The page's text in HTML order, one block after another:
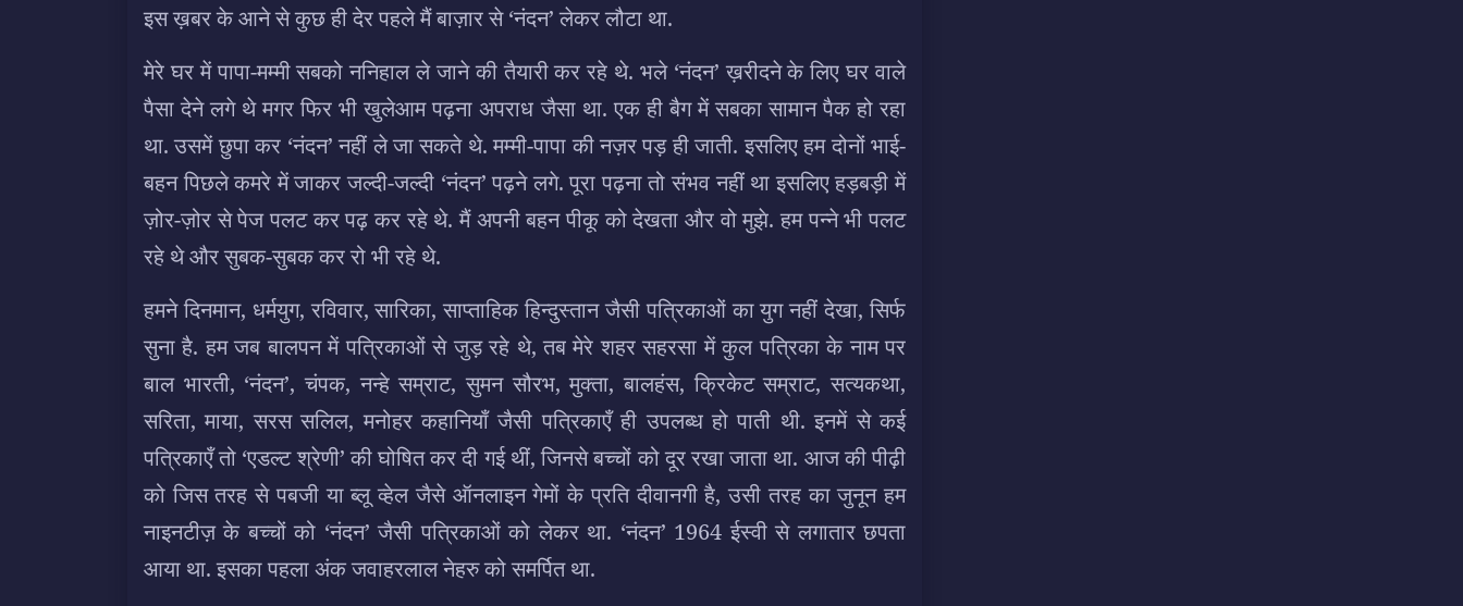
इस ख़बर के आने से कुछ ही देर पहले मैं बाज़ार से ‘नंदन’ लेकर लौटा था.
मेरे घर में पापा-मम्मी सबको ननिहाल ले जाने की तैयारी कर रहे थे. भले ‘नंदन’ ख़रीदने के लिए घर वाले
पैसा देने लगे थे मगर फिर भी खुलेआम पढ़ना अपराध जैसा था. एक ही बैग में सबका सामान पैक हो रहा
था. उसमें छुपा कर ‘नंदन’ नहीं ले जा सकते थे. मम्मी-पापा की नज़र पड़ ही जाती. इसलिए हम दोनों भाई-
बहन पिछले कमरे में जाकर जल्दी-जल्दी ‘नंदन’ पढ़ने लगे. पूरा पढ़ना तो संभव नहीं था इसलिए हड़बड़ी में
ज़ोर-ज़ोर से पेज पलट कर पढ़ कर रहे थे. मैं अपनी बहन पीकू को देखता और वो मुझे. हम पन्ने भी पलट
रहे थे और सुबक-सुबक कर रो भी रहे थे.
हमने दिनमान, धर्मयुग, रविवार, सारिका, साप्ताहिक हिन्दुस्तान जैसी पत्रिकाओं का युग नहीं देखा, सिर्फ
सुना है. हम जब बालपन में पत्रिकाओं से जुड़ रहे थे, तब मेरे शहर सहरसा में कुल पत्रिका के नाम पर
बाल भारती, ‘नंदन’, चंपक, नन्हे सम्राट, सुमन सौरभ, मुक्ता, बालहंस, क्रिकेट सम्राट, सत्यकथा,
सरिता, माया, सरस सलिल, मनोहर कहानियाँ जैसी पत्रिकाएँ ही उपलब्ध हो पाती थी. इनमें से कई
पत्रिकाएँ तो ‘एडल्ट श्रेणी’ की घोषित कर दी गई थीं, जिनसे बच्चों को दूर रखा जाता था. आज की पीढ़ी
को जिस तरह से पबजी या ब्लू व्हेल जैसे ऑनलाइन गेमों के प्रति दीवानगी है, उसी तरह का जुनून हम
नाइनटीज़ के बच्चों को ‘नंदन’ जैसी पत्रिकाओं को लेकर था. ‘नंदन’ 1964 ईस्वी से लगातार छपता
आया था. इसका पहला अंक जवाहरलाल नेहरु को समर्पित था.